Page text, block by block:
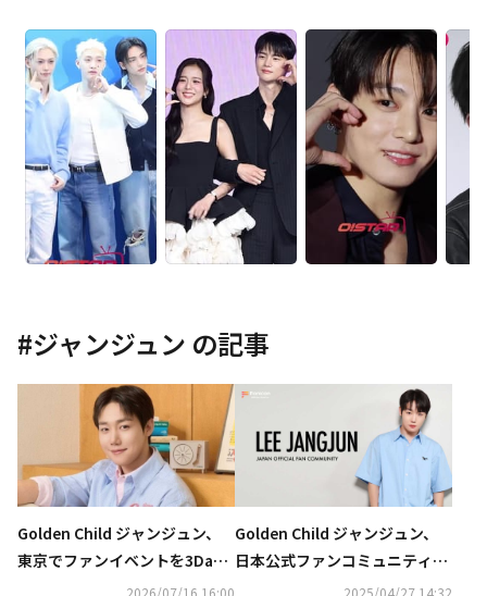
#ジャンジュン の記事
Golden Child ジャンジュン、
東京でファンイベントを3Days
開催決定！多彩なコンテンツに
2026/07/16 16:00
Golden Child ジャンジュン、
日本公式ファンコミュニティが
2025/04/27 14:32